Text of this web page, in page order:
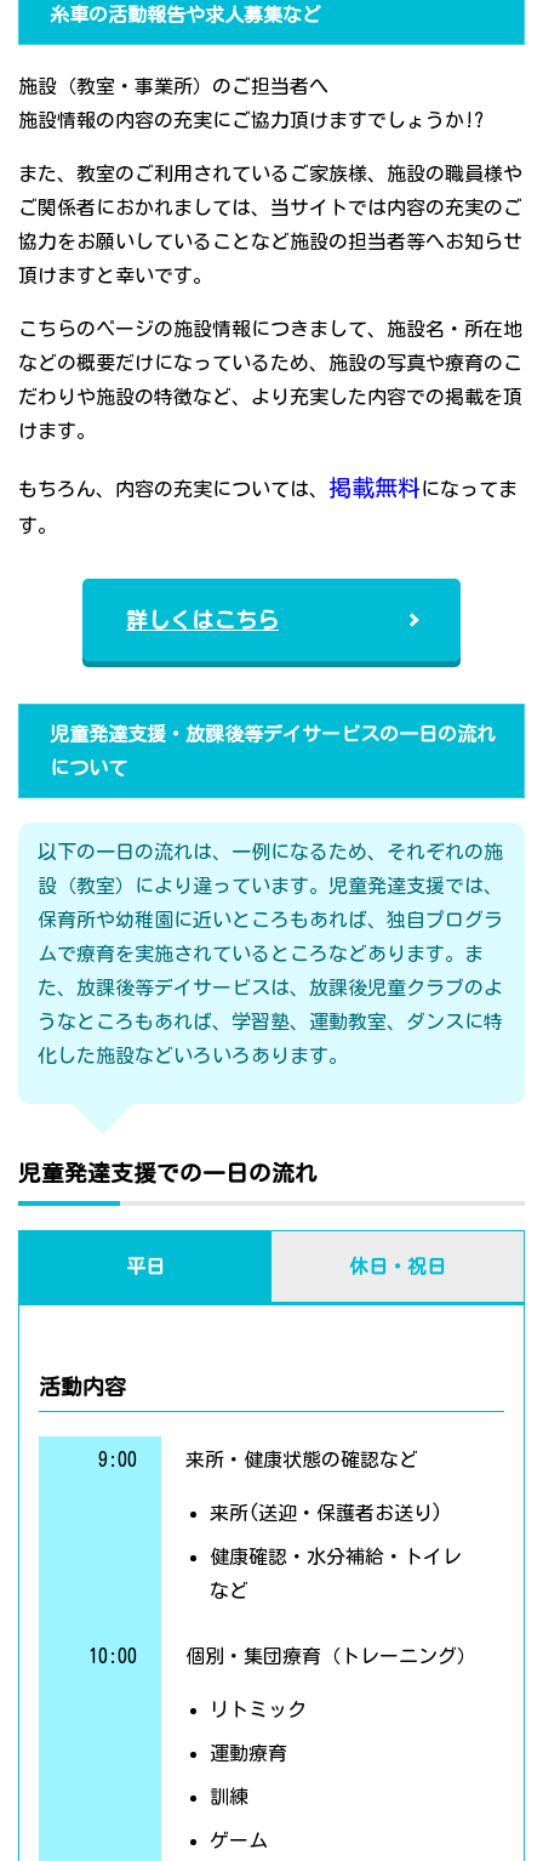
糸車の活動報告や求人募集など
施設（教室・事業所）のご担当者へ
施設情報の内容の充実にご協力頂けますでしょうか!?
また、教室のご利用されているご家族様、施設の職員様や
ご関係者におかれましては、当サイトでは内容の充実のご
協力をお願いしていることなど施設の担当者等へお知らせ
頂けますと幸いです。
こちらのページの施設情報につきまして、施設名・所在地
などの概要だけになっているため、施設の写真や療育のこ
だわりや施設の特徴など、より充実した内容での掲載を頂
けます。
もちろん、内容の充実については、 掲載無料になってま
す。
詳しくはこちら
児童発達支援・放課後等デイサービスの一日の流れ
について
以下の一日の流れは、一例になるため、それぞれの施
設（教室）により違っています。児童発達支援では、
保育所や幼稚園に近いところもあれば、独自プログラ
ムで療育を実施されているところなどあります。ま
た、放課後等デイサービスは、放課後児童クラブのよ
うなところもあれば、学習塾、運動教室、ダンスに特
化した施設などいろいろあります。
児童発達支援での一日の流れ
平日 休日・祝日
活動内容
9:00 来所・健康状態の確認など
来所(送迎・保護者お送り)
健康確認・水分補給・トイレ
など
10:00 個別・集団療育（トレーニング）
リトミック
運動療育
訓練
ゲーム